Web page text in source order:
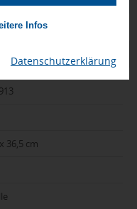
Infos
Datenschutzerklärung
36,5 cm